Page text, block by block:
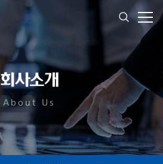
회사소개
About Us